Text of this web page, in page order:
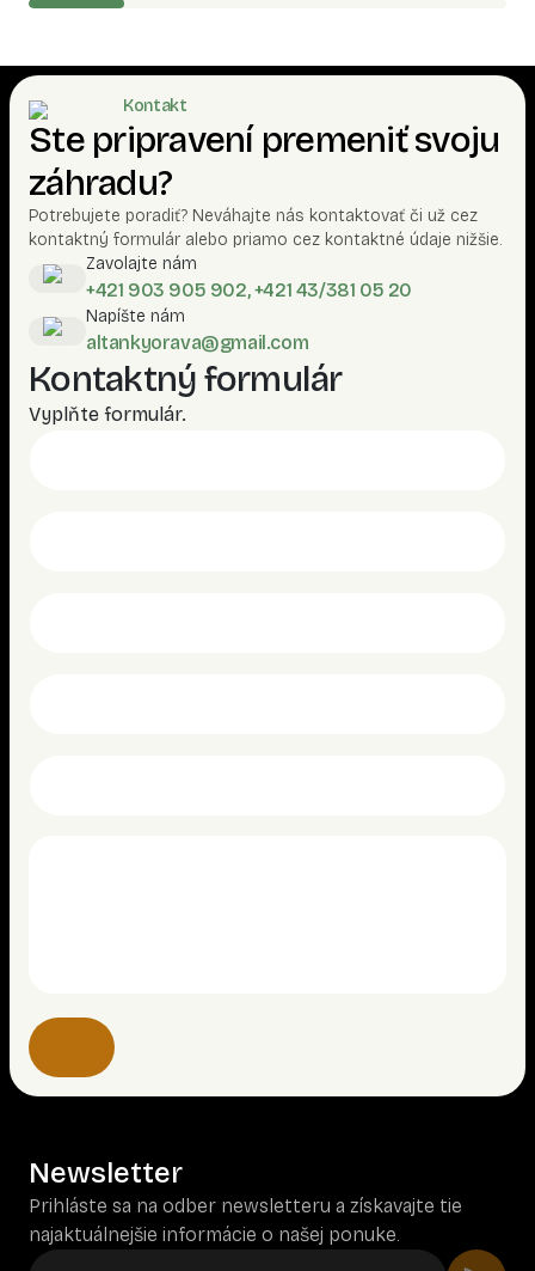
Kontakt
Ste pripravení premeniť svoju
záhradu?
Potrebujete poradiť? Neváhajte nás kontaktovať či už cez
kontaktný formulár alebo priamo cez kontaktné údaje nižšie.
Zavolajte nám
+421 903 905 902, +421 43/381 05 20
Napíšte nám
altankyorava@gmail.com
Kontaktný formulár
Vyplňte formulár.
Newsletter
Prihláste sa na odber newsletteru a získavajte tie
najaktuálnejšie informácie o našej ponuke.